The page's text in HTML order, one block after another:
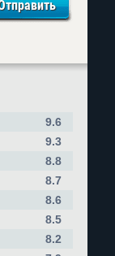
9.6
9.3
8.8
8.7
8.6
8.5
8.2